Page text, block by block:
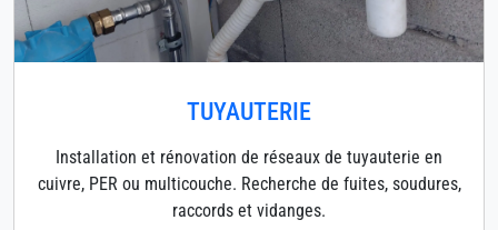
TUYAUTERIE
Installation et rénovation de réseaux de tuyauterie en
cuivre, PER ou multicouche. Recherche de fuites, soudures,
raccords et vidanges.